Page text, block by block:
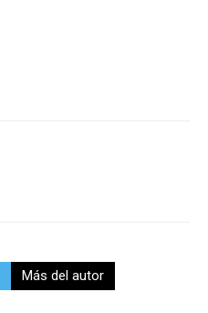
Más del autor